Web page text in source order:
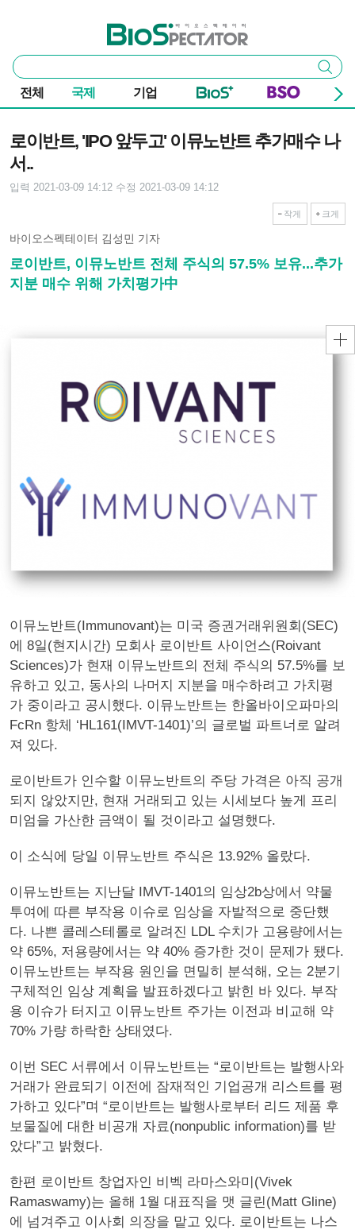
바이오스펙테이터
통
합
검
색
검색
전체 국제 기업
로이반트, 'IPO 앞두고' 이뮤노반트 추가매수 나
서..
입력 2021-03-09 14:12 수정 2021-03-09 14:12
작게 크게
바이오스펙테이터 김성민 기자
로이반트, 이뮤노반트 전체 주식의 57.5% 보유...추가
지분 매수 위해 가치평가中
이뮤노반트(Immunovant)는 미국 증권거래위원회(SEC)
에 8일(현지시간) 모회사 로이반트 사이언스(Roivant
Sciences)가 현재 이뮤노반트의 전체 주식의 57.5%를 보
유하고 있고, 동사의 나머지 지분을 매수하려고 가치평
가 중이라고 공시했다. 이뮤노반트는 한올바이오파마의
FcRn 항체 ‘HL161(IMVT-1401)’의 글로벌 파트너로 알려
져 있다.
로이반트가 인수할 이뮤노반트의 주당 가격은 아직 공개
되지 않았지만, 현재 거래되고 있는 시세보다 높게 프리
미엄을 가산한 금액이 될 것이라고 설명했다.
이 소식에 당일 이뮤노반트 주식은 13.92% 올랐다.
이뮤노반트는 지난달 IMVT-1401의 임상2b상에서 약물
투여에 따른 부작용 이슈로 임상을 자발적으로 중단했
다. 나쁜 콜레스테롤로 알려진 LDL 수치가 고용량에서는
약 65%, 저용량에서는 약 40% 증가한 것이 문제가 됐다.
이뮤노반트는 부작용 원인을 면밀히 분석해, 오는 2분기
구체적인 임상 계획을 발표하겠다고 밝힌 바 있다. 부작
용 이슈가 터지고 이뮤노반트 주가는 이전과 비교해 약
70% 가량 하락한 상태였다.
이번 SEC 서류에서 이뮤노반트는 “로이반트는 발행사와
거래가 완료되기 이전에 잠재적인 기업공개 리스트를 평
가하고 있다”며 “로이반트는 발행사로부터 리드 제품 후
보물질에 대한 비공개 자료(nonpublic information)를 받
았다”고 밝혔다.
한편 로이반트 창업자인 비벡 라마스와미(Vivek
Ramaswamy)는 올해 1월 대표직을 맷 글린(Matt Gline)
에 넘겨주고 이사회 의장을 맡고 있다. 로이반트는 나스